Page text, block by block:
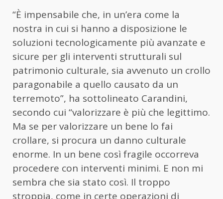
“È impensabile che, in un’era come la
nostra in cui si hanno a disposizione le
soluzioni tecnologicamente più avanzate e
sicure per gli interventi strutturali sul
patrimonio culturale, sia avvenuto un crollo
paragonabile a quello causato da un
terremoto”, ha sottolineato Carandini,
secondo cui “valorizzare è più che legittimo.
Ma se per valorizzare un bene lo fai
crollare, si procura un danno culturale
enorme. In un bene così fragile occorreva
procedere con interventi minimi. E non mi
sembra che sia stato così. Il troppo
stroppia, come in certe operazioni di